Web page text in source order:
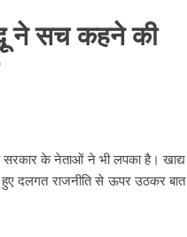
ने सच कहने की
सरकार के नेताओं ने भी लपका है। खाद्य
हुए दलगत राजनीति से ऊपर उठकर बात